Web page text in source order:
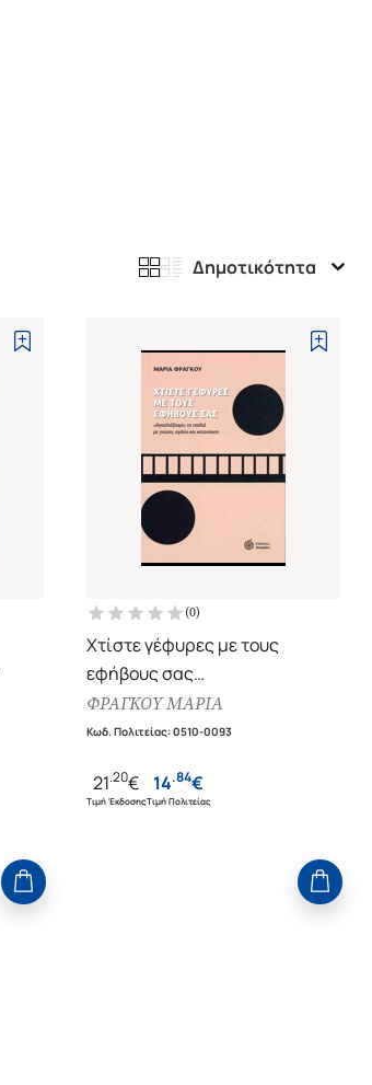
Δημοτικότητα
(0)
Χτίστε γέφυρες με τους
εφήβους σας
«Αγκαλιάζουμε» τα παιδιά με
γνώση, αγάπη και κατανόηση
ΦΡΑΓΚΟΥ ΜΑΡΙΑ
Κωδ. Πολιτείας:0510-0093
21.20€
Τιμή Έκδοσης
14.84€
Τιμή Πολιτείας